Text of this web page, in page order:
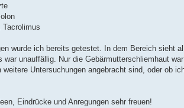
Tacrolimus
wurde ich bereits getestet. In dem Bereich sieht
war unauffällig. Nur die Gebärmutterschliemhaut war
weitere Untersuchungen angebracht sind, oder ob
Eindrücke und Anregungen sehr freuen!